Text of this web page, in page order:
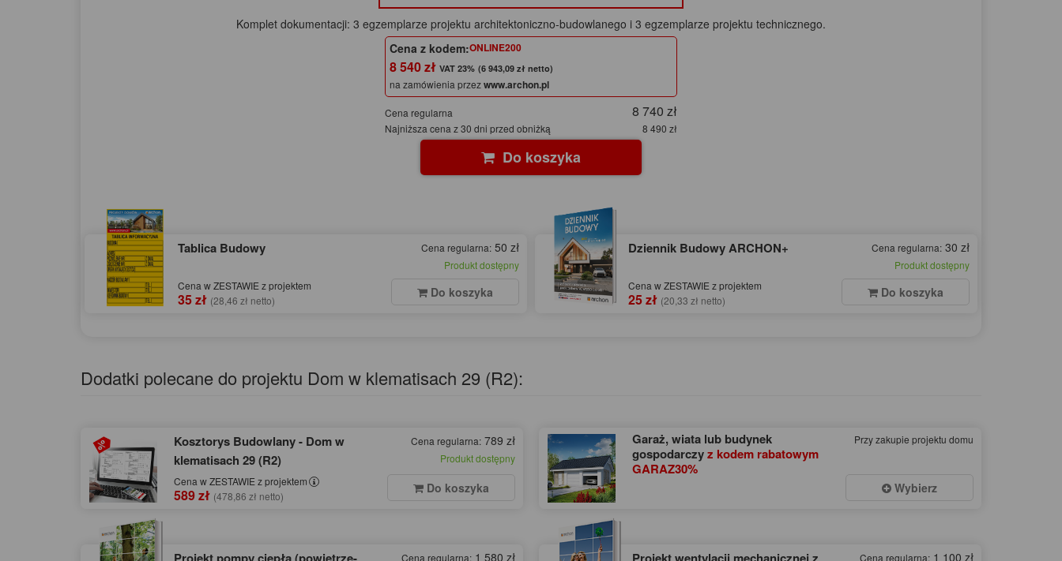
Komplet dokumentacji: 3 egzemplarze projektu architektoniczno-budowlanego i 3 egzemplarze projektu technicznego.
Cena z kodem:ONLINE200
8 540 zł (6 943,09 zł netto)
na zamówienia przezwww.archon.pl
Cena regularna 8 740 zł
Najniższa cena z 30 dni przed obniżką 8 490 zł
Do koszyka
Tablica Budowy
Cena w ZESTAWIE z projektem
35 zł (28,46 zł netto)
Cena regularna: 50 zł
Produkt dostępny
Do koszyka
Dziennik Budowy ARCHON+
Cena w ZESTAWIE z projektem
25 zł (20,33 zł netto)
Cena regularna: 30 zł
Produkt dostępny
Do koszyka
Dodatki polecane do projektu Dom w klematisach 29 (R2):
Kosztorys Budowlany - Dom w
klematisach 29 (R2)
Cena w ZESTAWIE z projektem
589 zł (478,86 zł netto)
Cena regularna: 789 zł
Produkt dostępny
Do koszyka
Garaż, wiata lub budynek
gospodarczyz kodem rabatowym
GARAZ30%
Przy zakupie projektu domu
Wybierz
Cena regularna: 1 580 zł Cena regularna: 1 100 zł